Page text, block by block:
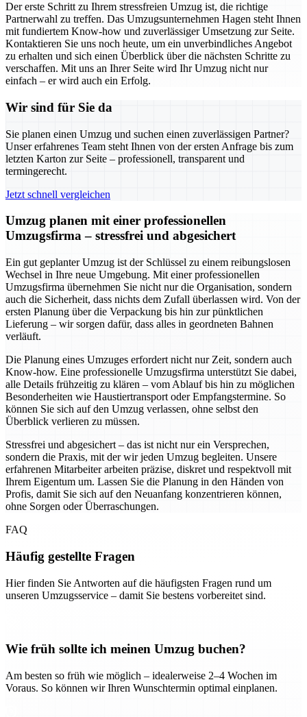
Der erste Schritt zu Ihrem stressfreien Umzug ist, die richtige
Partnerwahl zu treffen. Das Umzugsunternehmen Hagen steht Ihnen
mit fundiertem Know-how und zuverlässiger Umsetzung zur Seite.
Kontaktieren Sie uns noch heute, um ein unverbindliches Angebot
zu erhalten und sich einen Überblick über die nächsten Schritte zu
verschaffen. Mit uns an Ihrer Seite wird Ihr Umzug nicht nur
einfach – er wird auch ein Erfolg.
Wir sind für Sie da
Sie planen einen Umzug und suchen einen zuverlässigen Partner?
Unser erfahrenes Team steht Ihnen von der ersten Anfrage bis zum
letzten Karton zur Seite – professionell, transparent und
termingerecht.
Jetzt schnell vergleichen
Umzug planen mit einer professionellen
Umzugsfirma – stressfrei und abgesichert
Ein gut geplanter Umzug ist der Schlüssel zu einem reibungslosen
Wechsel in Ihre neue Umgebung. Mit einer professionellen
Umzugsfirma übernehmen Sie nicht nur die Organisation, sondern
auch die Sicherheit, dass nichts dem Zufall überlassen wird. Von der
ersten Planung über die Verpackung bis hin zur pünktlichen
Lieferung – wir sorgen dafür, dass alles in geordneten Bahnen
verläuft.
Die Planung eines Umzuges erfordert nicht nur Zeit, sondern auch
Know-how. Eine professionelle Umzugsfirma unterstützt Sie dabei,
alle Details frühzeitig zu klären – vom Ablauf bis hin zu möglichen
Besonderheiten wie Haustiertransport oder Empfangstermine. So
können Sie sich auf den Umzug verlassen, ohne selbst den
Überblick verlieren zu müssen.
Stressfrei und abgesichert – das ist nicht nur ein Versprechen,
sondern die Praxis, mit der wir jeden Umzug begleiten. Unsere
erfahrenen Mitarbeiter arbeiten präzise, diskret und respektvoll mit
Ihrem Eigentum um. Lassen Sie die Planung in den Händen von
Profis, damit Sie sich auf den Neuanfang konzentrieren können,
ohne Sorgen oder Überraschungen.
FAQ
Häufig gestellte Fragen
Hier finden Sie Antworten auf die häufigsten Fragen rund um
unseren Umzugsservice – damit Sie bestens vorbereitet sind.
Wie früh sollte ich meinen Umzug buchen?
Am besten so früh wie möglich – idealerweise 2–4 Wochen im
Voraus. So können wir Ihren Wunschtermin optimal einplanen.